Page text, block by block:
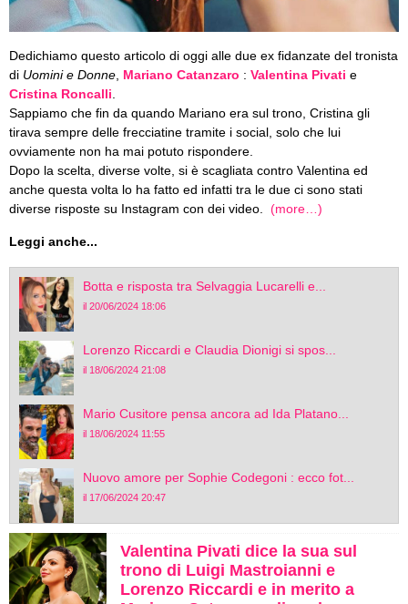
Dedichiamo questo articolo di oggi alle due ex fidanzate del tronista
di Uomini e Donne Mariano Catanzaro : Valentina Pivati e
Cristina Roncalli
Sappiamo che fin da quando Mariano era sul trono, Cristina gli
tirava sempre delle frecciatine tramite i social, solo che lui
ovviamente non ha mai potuto rispondere.
Dopo la scelta, diverse volte, si è scagliata contro Valentina ed
anche questa volta lo ha fatto ed infatti tra le due ci sono stati
diverse risposte su Instagram con dei video. (more…)
Leggi anche...
Botta e risposta tra Selvaggia Lucarelli e...
il 20/06/2024 18:06
Lorenzo Riccardi e Claudia Dionigi si spos...
il 18/06/2024 21:08
Mario Cusitore pensa ancora ad Ida Platano...
il 18/06/2024 11:55
Nuovo amore per Sophie Codegoni : ecco fot...
il 17/06/2024 20:47
Valentina Pivati dice la sua sul
trono di Luigi Mastroianni e
Lorenzo Riccardi e in merito a